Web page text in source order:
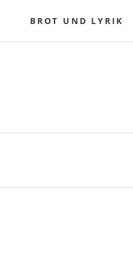
BROT UND LYRIK